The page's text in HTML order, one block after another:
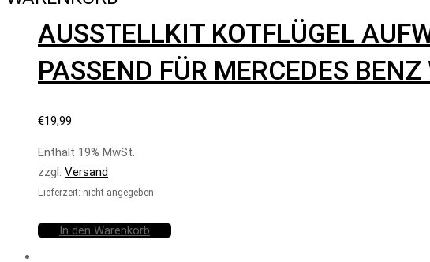
AUSSTELLKIT KOTFLÜGEL
PASSEND FÜR MERCEDES
€19,99
Enthält 19% MwSt.
zzgl. Versand
Lieferzeit: nicht angegeben
In den Warenkorb